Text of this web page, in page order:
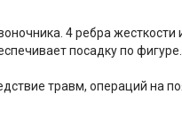
4 ребра
посадку по
травм, операций на